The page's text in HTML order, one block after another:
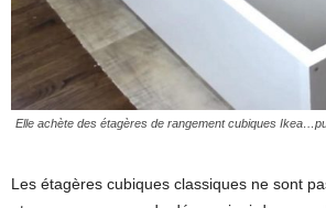
Elle achète des étagères de rangement cubiques
Les étagères cubiques classiques ne sont